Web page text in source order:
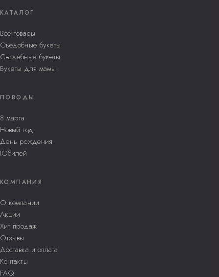
КАТАЛОГ
Все товары
Съедобные букеты
Свадебные букеты
Букеты для мамы
ПОВОДЫ
8 марта
Новый год
День рождения
Юбилей
КОМПАНИЯ
О компании
Акции
Хит продаж
Отзывы
Доставка и оплата
Контакты
FAQ